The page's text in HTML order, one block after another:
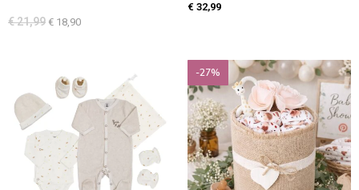
€21,99 € 18,90
€ 32,99
-27%